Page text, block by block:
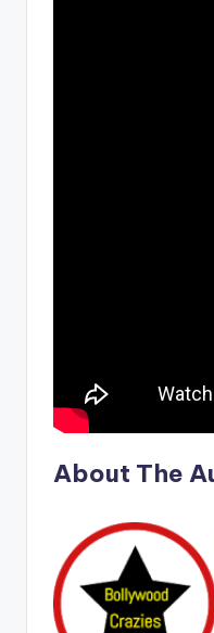
About The